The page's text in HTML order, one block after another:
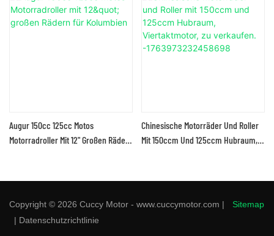
Augur 150cc 125cc Motos
Motorradroller Mit 12" Großen Rädern
Chinesische Motorräder Und Roller
Mit 150ccm Und 125ccm Hubraum,
Copyright © 2026 Cuccy Motor - www.cuccymotor.com |
Sitemap
| Datenschutzrichtlinie